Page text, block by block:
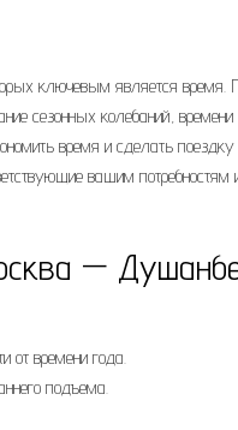
ключевым является время.
сезонных колебаний, времени
время и сделать поездку
вашим потребностям
—
от времени года.
подъема.